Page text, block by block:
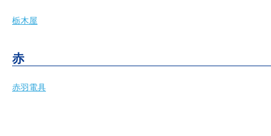
栃木屋
赤
赤羽電具